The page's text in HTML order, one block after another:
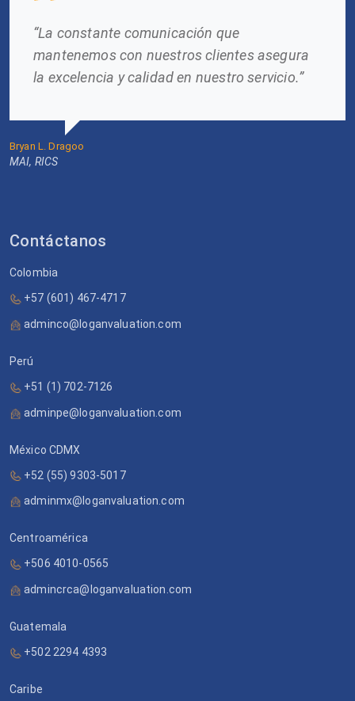
“La constante comunicación que
mantenemos con nuestros clientes asegura
la excelencia y calidad en nuestro servicio.”
Bryan L. Dragoo
MAI, RICS
Contáctanos
Colombia
+57 (601) 467-4717
adminco@loganvaluation.com
Perú
+51 (1) 702-7126
adminpe@loganvaluation.com
México CDMX
+52 (55) 9303-5017
adminmx@loganvaluation.com
Centroamérica
+506 4010-0565
admincrca@loganvaluation.com
Guatemala
+502 2294 4393
Caribe